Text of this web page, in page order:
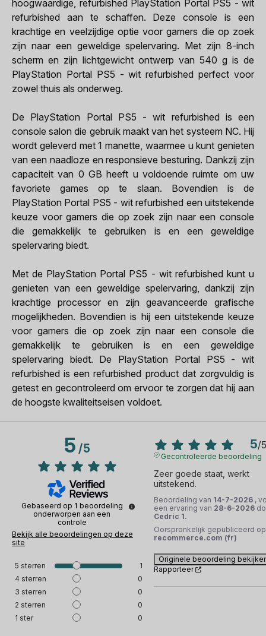
hoogwaardige, refurbished PlayStation Portal PS5 - wit
refurbished aan te schaffen. Deze console is een
krachtige en veelzijdige optie voor gamers die op zoek
zijn naar een geweldige spelervaring. Met zijn 8-inch
scherm en zijn lichtgewicht ontwerp van 540 g is de
PlayStation Portal PS5 - wit refurbished perfect voor
zowel thuis als onderweg.
De PlayStation Portal PS5 - wit refurbished is een
console salon die gebruik maakt van het systeem NC. Hij
wordt geleverd met 1 manette, waarmee u kunt genieten
van een naadloze en responsieve besturing. Dankzij zijn
capaciteit van 0 GB heeft u voldoende ruimte om uw
favoriete games op te slaan. Bovendien is de
PlayStation Portal PS5 - wit refurbished een uitstekende
keuze voor gamers die op zoek zijn naar een console
die gemakkelijk te gebruiken is en een geweldige
spelervaring biedt.
Met de PlayStation Portal PS5 - wit refurbished kunt u
genieten van een geweldige spelervaring, dankzij zijn
krachtige processor en zijn geavanceerde grafische
mogelijkheden. Bovendien is hij een uitstekende keuze
voor gamers die op zoek zijn naar een console die
gemakkelijk te gebruiken is en een geweldige
spelervaring biedt. De PlayStation Portal PS5 - wit
refurbished is een refurbished product dat zorgvuldig is
getest en gecontroleerd om ervoor te zorgen dat hij aan
de hoogste kwaliteitseisen voldoet.
5/5
Gebaseerd op 1 beoordeling
onderworpen aan een
controle
Bekijk alle beoordelingen op deze
site
5 sterren
1
4 sterren
0
3 sterren
0
2 sterren
0
1 ster 0
5/5
Gecontroleerde beoordeling
Zeer goede staat, werkt
uitstekend.
Beoordeling van 14-7-2026 ,
een ervaring van 28-6-2026
Cedric 1.
Oorspronkelijk gepubliceerd op
recommerce.com (fr)
Originele beoordeling
Rapporteer